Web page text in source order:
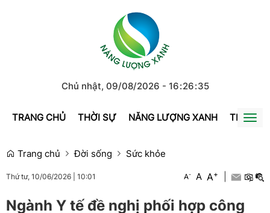
Chủ nhật, 09/08/2026 - 16:26:35
TRANG CHỦ THỜI SỰ NĂNG LƯỢNG XANH TRÁI
Trang chủ
Đời sống Sức khỏe
Thứ tư, 10/06/2026 10:01 A- A A+
Ngành Y tế đề nghị phối hợp công